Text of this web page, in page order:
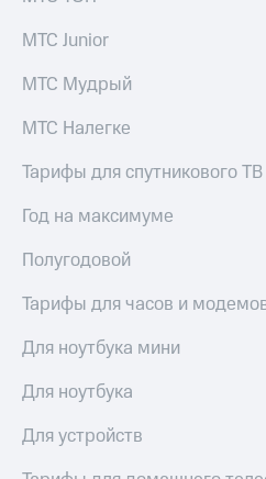
МТС Junior
МТС Мудрый
МТС Налегке
Тарифы для спутникового ТВ
Год на максимуме
Полугодовой
Тарифы для часов и
Для ноутбука мини
Для ноутбука
Для устройств